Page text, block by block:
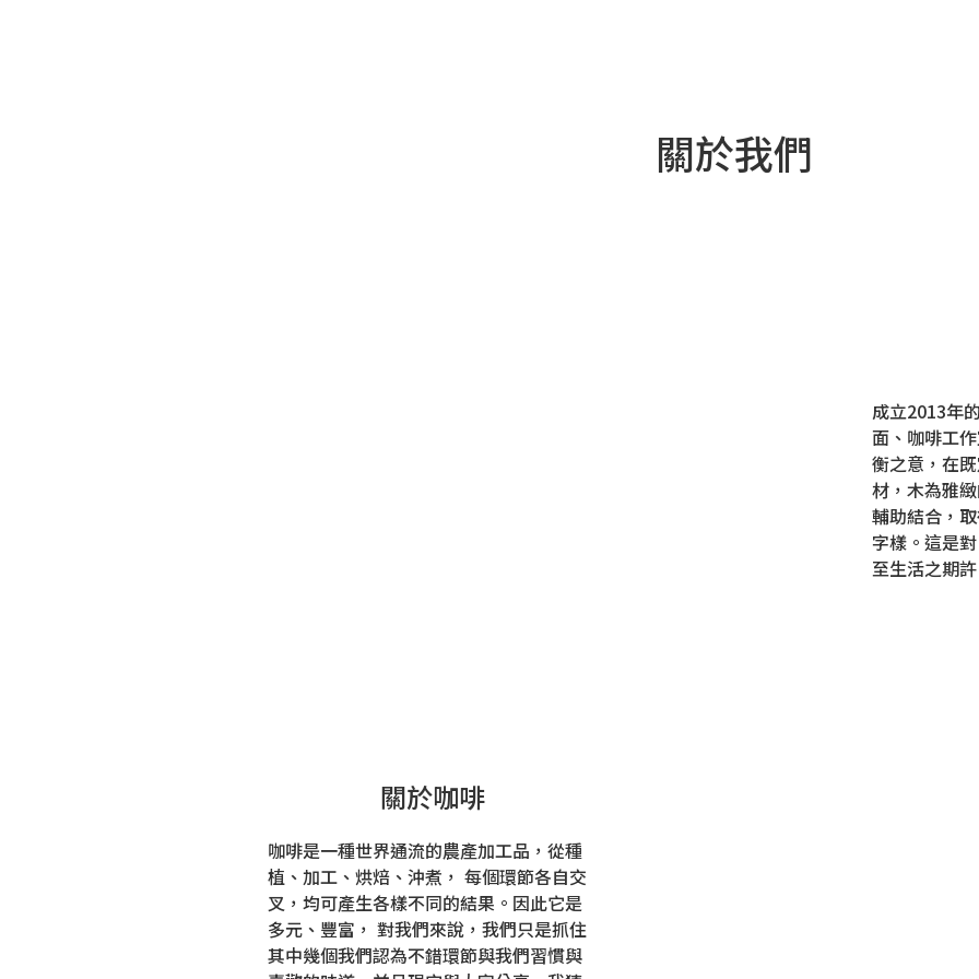
關於我們
成立2013年
面、咖啡工
衡之意，在
材，木為雅
輔助結合，
字樣。這是
至生活之期
關於咖啡
咖啡是一種世界通流的農產加工品，從種
植、加工、烘焙、沖煮， 每個環節各自交
叉，均可產生各樣不同的結果。因此它是
多元、豐富， 對我們來說，我們只是抓住
其中幾個我們認為不錯環節與我們習慣與